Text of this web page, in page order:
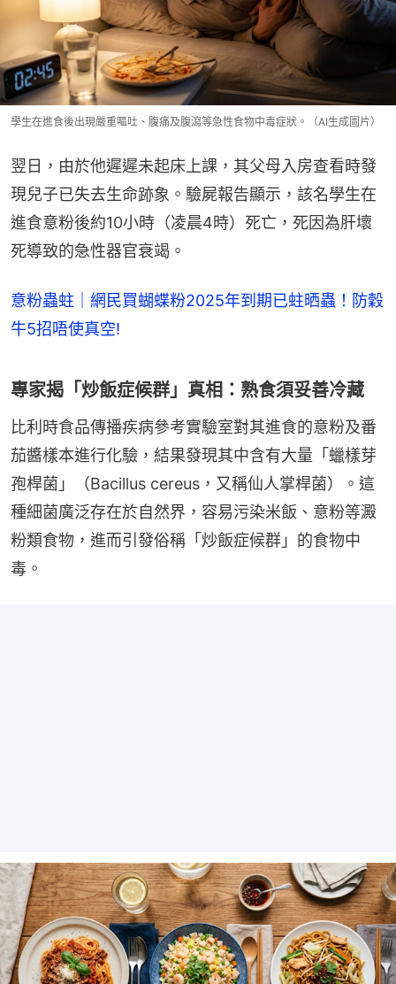
學生在進食後出現嚴重嘔吐、腹痛及腹瀉等急性食物中毒症狀。（AI生成圖片）
翌日，由於他遲遲未起床上課，其父母入房查看時發
現兒子已失去生命跡象。驗屍報告顯示，該名學生在
進食意粉後約10小時（凌晨4時）死亡，死因為肝壞
死導致的急性器官衰竭。
意粉蟲蛀｜網民買蝴蝶粉2025年到期已蛀晒蟲！防穀
牛5招唔使真空!
專家揭「炒飯症候群」真相：熟食須妥善冷藏
比利時食品傳播疾病參考實驗室對其進食的意粉及番
茄醬樣本進行化驗，結果發現其中含有大量「蠟樣芽
孢桿菌」（Bacillus cereus，又稱仙人掌桿菌）。這
種細菌廣泛存在於自然界，容易污染米飯、意粉等澱
粉類食物，進而引發俗稱「炒飯症候群」的食物中
毒。